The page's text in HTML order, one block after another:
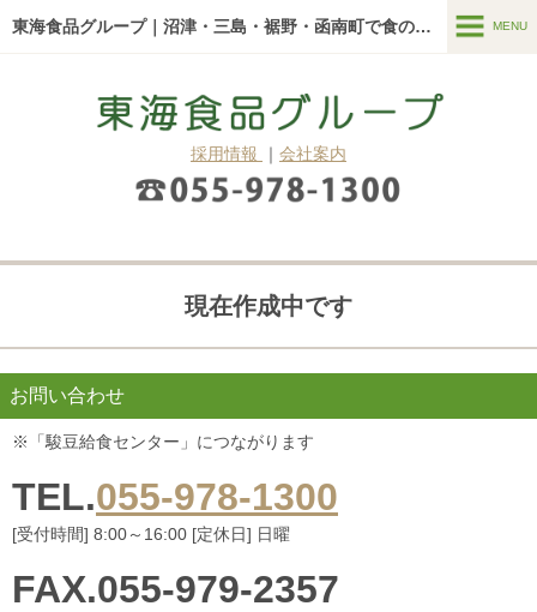
東海食品グループ｜沼津・三島・裾野・函南町で食のことなら MENU
東海食品グループについて
サービス一覧
真空調理『ロイヤルシェフ』
ブログ・コラム
採用情報 ｜ 会社案内
現在作成中です
お問い合わせ
※「駿豆給食センター」につながります
TEL.055-978-1300
[受付時間] 8:00～16:00 [定休日] 日曜
FAX.055-979-2357